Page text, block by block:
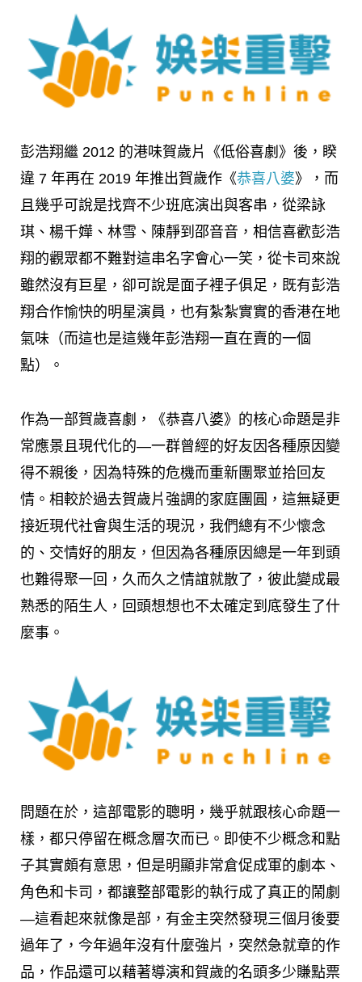
彭浩翔繼 2012 的港味賀歲片《低俗喜劇》後，睽
違 7 年再在 2019 年推出賀歲作《恭喜八婆》，而
且幾乎可說是找齊不少班底演出與客串，從梁詠
琪、楊千嬅、林雪、陳靜到邵音音，相信喜歡彭浩
翔的觀眾都不難對這串名字會心一笑，從卡司來說
雖然沒有巨星，卻可說是面子裡子俱足，既有彭浩
翔合作愉快的明星演員，也有紮紮實實的香港在地
氣味（而這也是這幾年彭浩翔一直在賣的一個
點）。
作為一部賀歲喜劇，《恭喜八婆》的核心命題是非
常應景且現代化的—一群曾經的好友因各種原因變
得不親後，因為特殊的危機而重新團聚並拾回友
情。相較於過去賀歲片強調的家庭團圓，這無疑更
接近現代社會與生活的現況，我們總有不少懷念
的、交情好的朋友，但因為各種原因總是一年到頭
也難得聚一回，久而久之情誼就散了，彼此變成最
熟悉的陌生人，回頭想想也不太確定到底發生了什
麼事。
問題在於，這部電影的聰明，幾乎就跟核心命題一
樣，都只停留在概念層次而已。即使不少概念和點
子其實頗有意思，但是明顯非常倉促成軍的劇本、
角色和卡司，都讓整部電影的執行成了真正的鬧劇
—這看起來就像是部，有金主突然發現三個月後要
過年了，今年過年沒有什麼強片，突然急就章的作
品，作品還可以藉著導演和賀歲的名頭多少賺點票